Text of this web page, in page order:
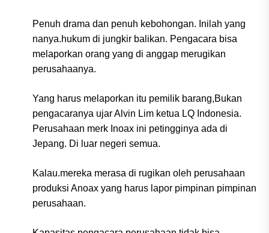
Penuh drama dan penuh kebohongan. Inilah yang
nanya.hukum di jungkir balikan. Pengacara bisa
melaporkan orang yang di anggap merugikan
perusahaanya.
Yang harus melaporkan itu pemilik barang,Bukan
pengacaranya ujar Alvin Lim ketua LQ Indonesia.
Perusahaan merk Inoax ini petingginya ada di
Jepang. Di luar negeri semua.
Kalau.mereka merasa di rugikan oleh perusahaan
produksi Anoax yang harus lapor pimpinan pimpinan
perusahaan.